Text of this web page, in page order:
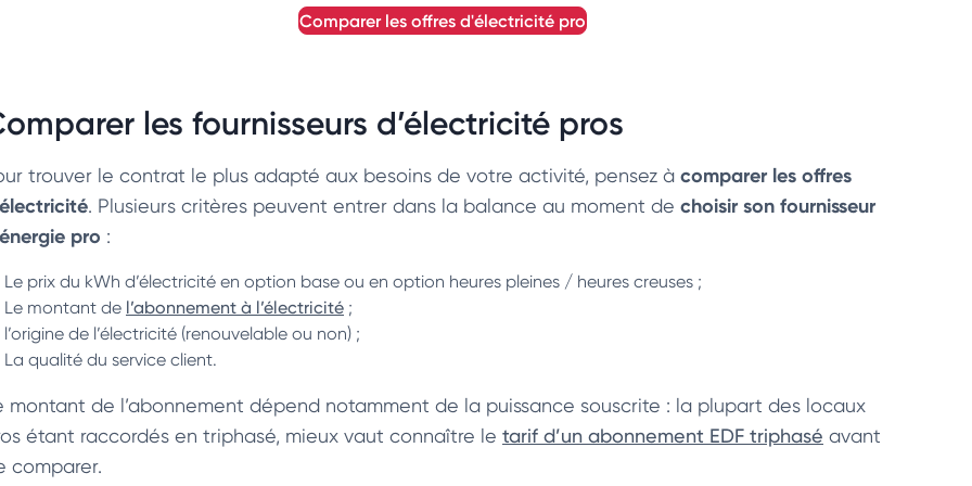
comparer les offres d'électricité pro
les fournisseurs d’électricité pros
trouver le contrat le plus adapté aux besoins de votre activité, pensez à comparer les offres
. Plusieurs critères peuvent entrer dans la balance au moment de choisir son fournisseur
pro :
Le prix du kWh d’électricité en option base ou en option heures pleines / heures creuses ;
Le montant de l’abonnement à l’électricité ;
l’origine de l’électricité (renouvelable ou non) ;
La qualité du service client.
montant de l’abonnement dépend notamment de la puissance souscrite : la plupart des locaux
étant raccordés en triphasé, mieux vaut connaître le tarif d’un abonnement EDF triphasé avant
comparer.